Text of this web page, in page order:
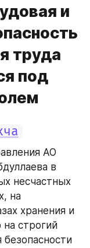
и
труда
под
АО
в
несчастных
на
хранения и
строгий